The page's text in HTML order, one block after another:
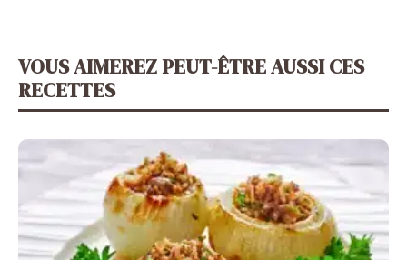
VOUS AIMEREZ PEUT-ÊTRE AUSSI CES
RECETTES